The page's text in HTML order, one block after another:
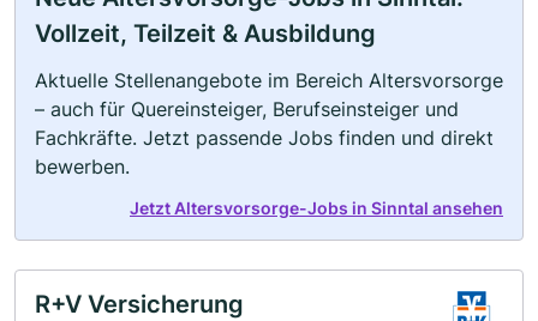
Vollzeit, Teilzeit & Ausbildung
Aktuelle Stellenangebote im Bereich Altersvorsorge
– auch für Quereinsteiger, Berufseinsteiger und
Fachkräfte. Jetzt passende Jobs finden und direkt
bewerben.
Jetzt Altersvorsorge-Jobs in Sinntal ansehen
R+V Versicherung